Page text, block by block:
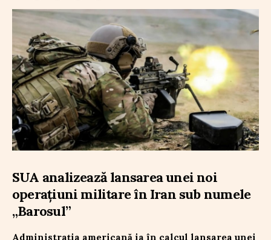
SUA analizează lansarea unei noi
operațiuni militare în Iran sub numele
„Barosul”
Administrația americană ia în calcul lansarea unei